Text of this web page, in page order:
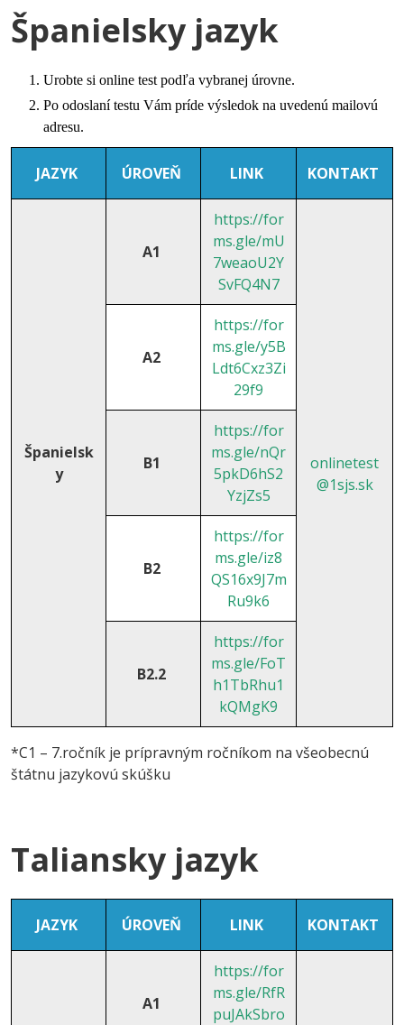
Španielsky jazyk
Urobte si online test podľa vybranej úrovne.
Po odoslaní testu Vám príde výsledok na uvedenú mailovú
adresu.
JAZYK ÚROVEŇ LINK KONTAKT
Španielsk
y
A1
https://for
ms.gle/mU
7weaoU2Y
SvFQ4N7
onlinetest
@1sjs.sk
A2
https://for
ms.gle/y5B
Ldt6Cxz3Zi
29f9
B1
https://for
ms.gle/nQr
5pkD6hS2
YzjZs5
B2
https://for
ms.gle/iz8
QS16x9J7m
Ru9k6
B2.2
https://for
ms.gle/FoT
h1TbRhu1
kQMgK9
*C1 – 7.ročník je prípravným ročníkom na všeobecnú
štátnu jazykovú skúšku
Taliansky jazyk
JAZYK ÚROVEŇ LINK KONTAKT
A1
https://for
ms.gle/RfR
puJAkSbro